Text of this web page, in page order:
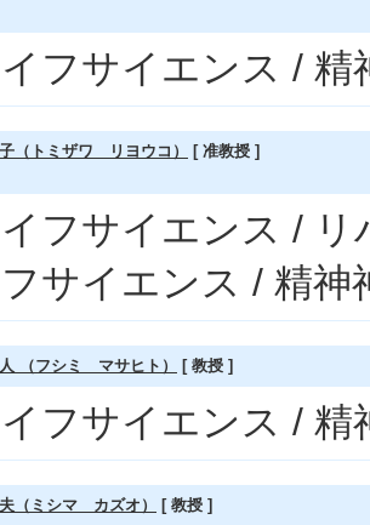
フサイエンス / 精
（トミザワ リヨウコ） [ 准教授 ]
フサイエンス /
サイエンス / 精神
（フシミ マサヒト） [ 教授 ]
フサイエンス / 精
（ミシマ カズオ） [ 教授 ]